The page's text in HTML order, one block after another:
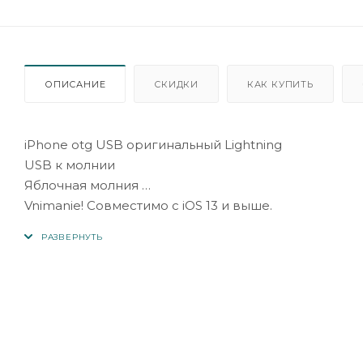
ОПИСАНИЕ СКИДКИ КАК КУПИТЬ
iPhone otg USB оригинальный Lightning
USB к молнии
Яблочная молния
Vnimanie! Совместимо с iOS 13 и выше.